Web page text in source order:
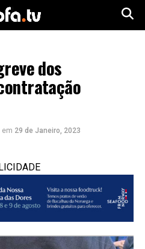
dos
em 29 de Janeiro, 2023